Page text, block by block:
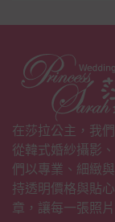
在莎拉公主，我
從韓式婚紗攝影
們以專業、細緻
持透明價格與貼
章，讓每一張照